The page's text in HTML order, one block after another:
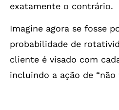
exatamente o contrário.
Imagine agora se fosse
probabilidade de
cliente é visado com
incluindo a ação de “não